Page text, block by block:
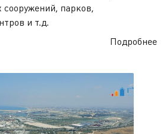
парков,
и т.д.
Подробнее